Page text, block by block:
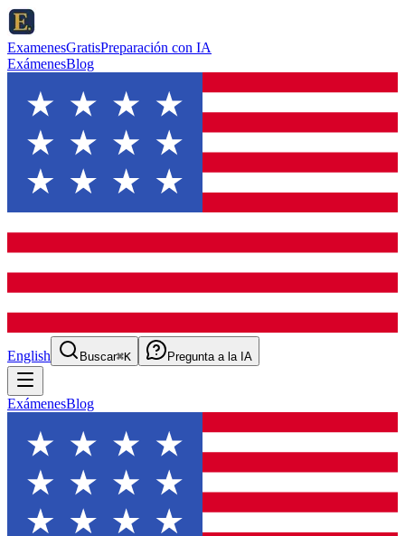
ExamenesGratisPreparación con IA
ExámenesBlog
English Buscar⌘K Pregunta a la IA
ExámenesBlog